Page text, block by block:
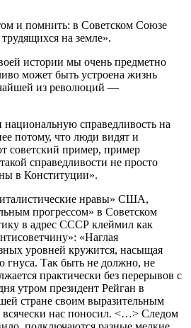
и помнить: в Советском Союзе
на земле».
истории мы очень предметно
может быть устроена жизнь
из революций —
национальную справедливость на
потому, что люди видят и
советский пример, пример
справедливости не просто
в Конституции».
нравы» США,
прогрессом» в Советском
в адрес СССР клеймил как
«Наглая
уровней кружится, насыщая
гнуса. Так быть не должно, не
практически без перерывов с
утром президент Рейган в
стране своим выразительным
всячески нас поносил. <…> Следом